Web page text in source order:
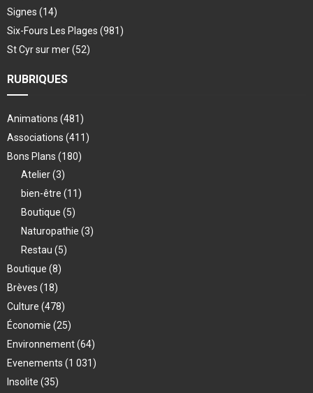
Signes (14)
Six-Fours Les Plages (981)
St Cyr sur mer(52)
RUBRIQUES
Animations (481)
Associations (411)
Bons Plans (180)
Atelier(3)
bien-être (11)
Boutique (5)
Naturopathie (3)
Restau (5)
Boutique (8)
Brèves (18)
Culture (478)
Économie (25)
Environnement(64)
Evenements (1 031)
Insolite (35)